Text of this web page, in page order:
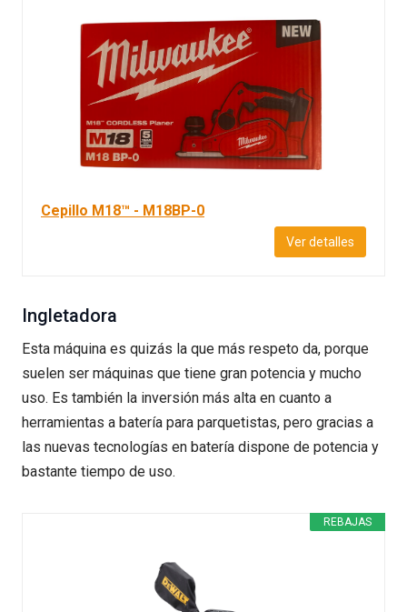
Cepillo M18™ - M18BP-0
Ver detalles
Ingletadora
Esta máquina es quizás la que más respeto da, porque
suelen ser máquinas que tiene gran potencia y mucho
uso. Es también la inversión más alta en cuanto a
herramientas a batería para parquetistas, pero gracias a
las nuevas tecnologías en batería dispone de potencia y
bastante tiempo de uso.
REBAJAS